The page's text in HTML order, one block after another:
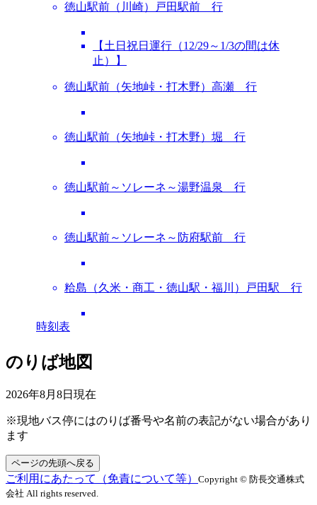
徳山駅前（川崎）戸田駅前 行
【土日祝日運行（12/29～1/3の間は休
止）】
徳山駅前（矢地峠・打木野）高瀬 行
徳山駅前（矢地峠・打木野）堀 行
徳山駅前～ソレーネ～湯野温泉 行
徳山駅前～ソレーネ～防府駅前 行
粭島（久米・商工・徳山駅・福川）戸田駅 行
時刻表
のりば地図
2026年8月8日 現在
※現地バス停にはのりば番号や名前の表記がない場合があり
ます
ページの先頭へ戻る
ご利用にあたって（免責について等） Copyright © 防長交通株式
会社 All rights reserved.